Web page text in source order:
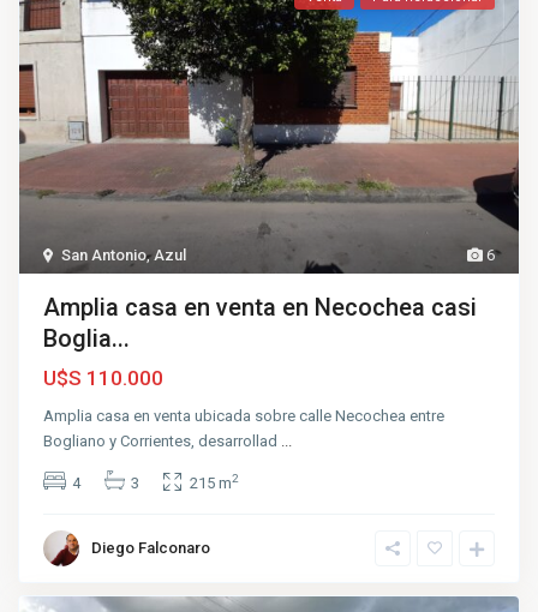
6
San Antonio, Azul
Amplia casa en venta en Necochea casi
Boglia...
U$S 110.000
Amplia casa en venta ubicada sobre calle Necochea entre
Bogliano y Corrientes, desarrollad
4 3 215 m2
Diego Falconaro